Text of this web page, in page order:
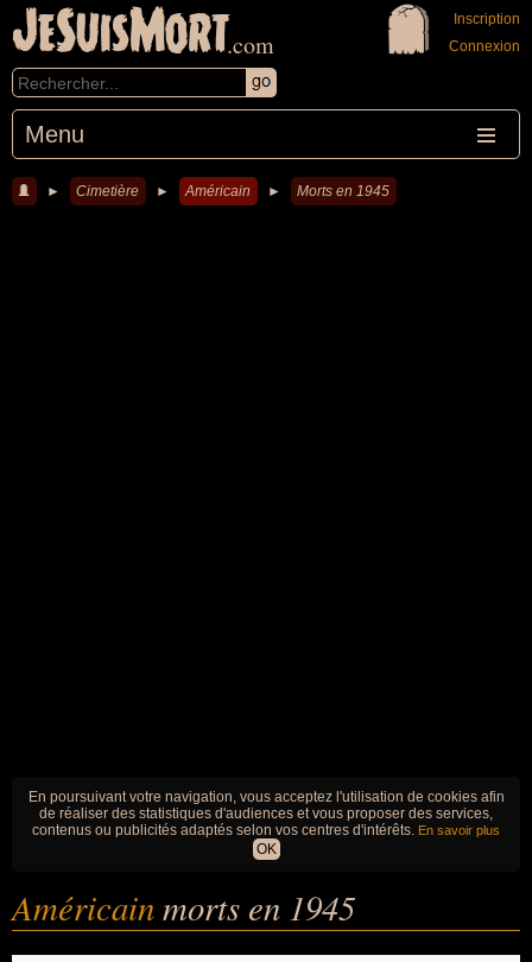
JeSuisMort.com
Menu
Inscription
Connexion
► Cimetière ► Américain ► Morts en 1945
En poursuivant votre navigation, vous acceptez l'utilisation de cookies afin
de réaliser des statistiques d'audiences et vous proposer des services,
contenus ou publicités adaptés selon vos centres d'intérêts. En savoir plus
OK
Américainmorts en 1945